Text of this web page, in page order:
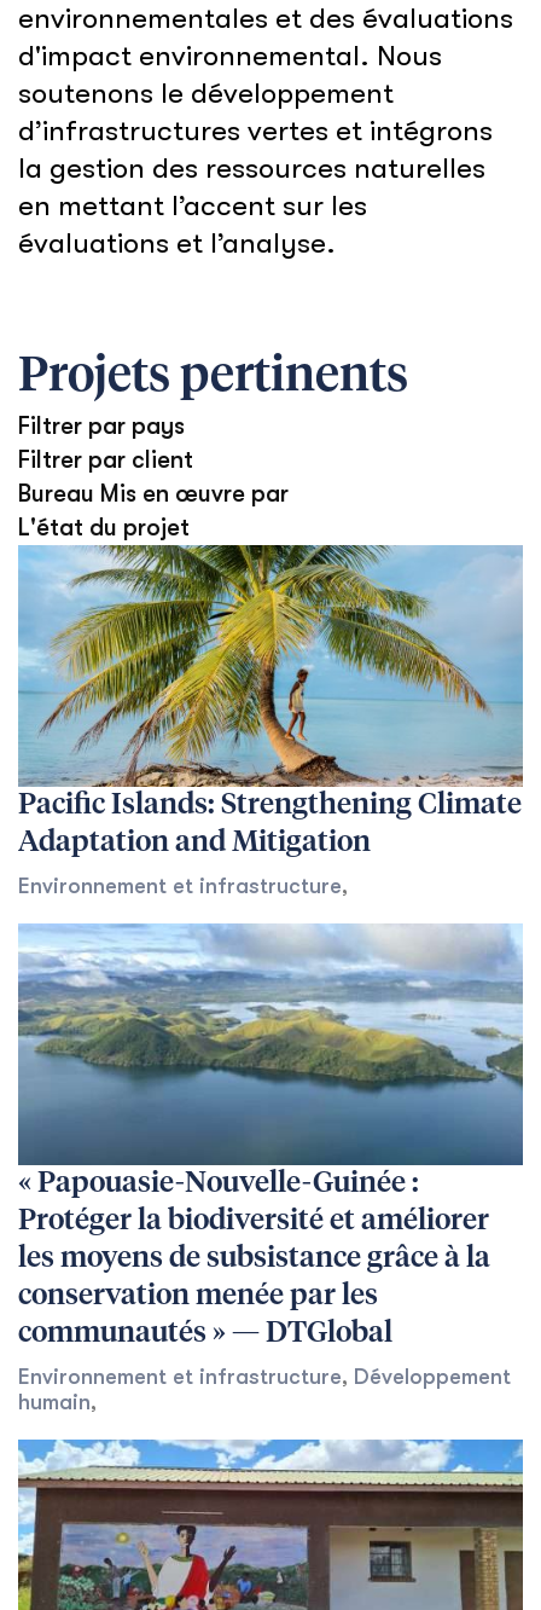
environnementales et des évaluations
d'impact environnemental. Nous
soutenons le développement
d’infrastructures vertes et intégrons
la gestion des ressources naturelles
en mettant l’accent sur les
évaluations et l’analyse.
Projets pertinents
Filtrer par pays
Filtrer par client
Bureau Mis en œuvre par
L'état du projet
Pacific Islands: Strengthening Climate
Adaptation and Mitigation
Environnement et infrastructure,
« Papouasie-Nouvelle-Guinée :
Protéger la biodiversité et améliorer
les moyens de subsistance grâce à la
conservation menée par les
communautés » — DTGlobal
Environnement et infrastructure, Développement
humain,